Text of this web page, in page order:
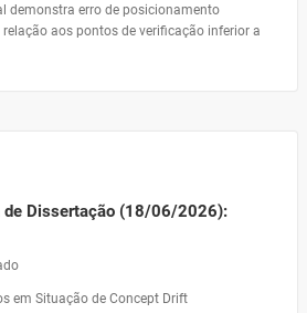
demonstra erro de posicionamento
aos pontos de verificação inferior a
de Dissertação (18/06/2026):
em Situação de Concept Drift